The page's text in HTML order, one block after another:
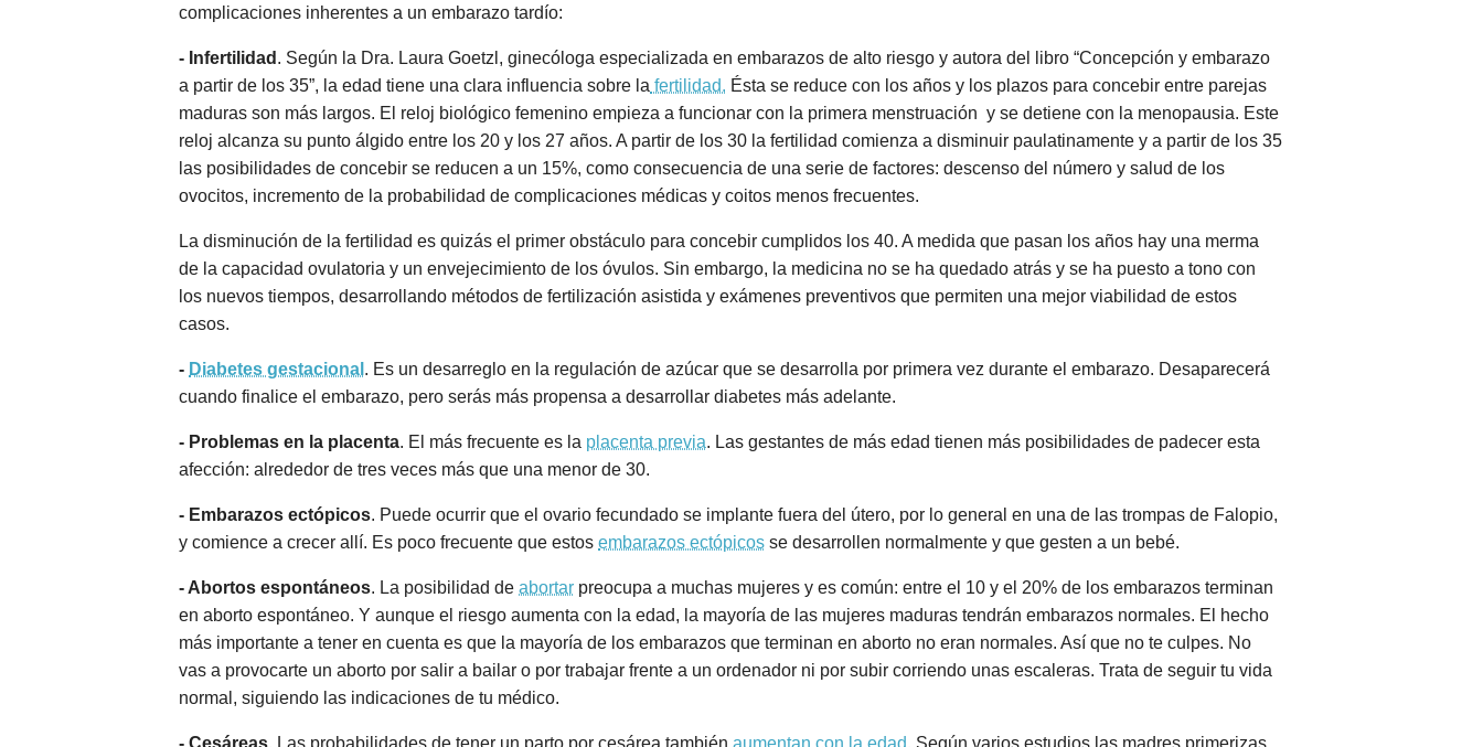
complicaciones inherentes a un embarazo tardío:
- Infertilidad . Según la Dra. Laura Goetzl, ginecóloga especializada en embarazos de alto riesgo y autora del libro “Concepción y embarazo
a partir de los 35”, la edad tiene una clara influencia sobre la fertilidad. Ésta se reduce con los años y los plazos para concebir entre parejas
maduras son más largos. El reloj biológico femenino empieza a funcionar con la primera menstruación y se detiene con la menopausia. Este
reloj alcanza su punto álgido entre los 20 y los 27 años. A partir de los 30 la fertilidad comienza a disminuir paulatinamente y a partir de los 35
las posibilidades de concebir se reducen a un 15%, como consecuencia de una serie de factores: descenso del número y salud de los
ovocitos, incremento de la probabilidad de complicaciones médicas y coitos menos frecuentes.
La disminución de la fertilidad es quizás el primer obstáculo para concebir cumplidos los 40. A medida que pasan los años hay una merma
de la capacidad ovulatoria y un envejecimiento de los óvulos. Sin embargo, la medicina no se ha quedado atrás y se ha puesto a tono con
los nuevos tiempos, desarrollando métodos de fertilización asistida y exámenes preventivos que permiten una mejor viabilidad de estos
casos.
- Diabetes gestacional . Es un desarreglo en la regulación de azúcar que se desarrolla por primera vez durante el embarazo. Desaparecerá
cuando finalice el embarazo, pero serás más propensa a desarrollar diabetes más adelante.
- Problemas en la placenta. El más frecuente es la placenta previa. Las gestantes de más edad tienen más posibilidades de padecer esta
afección: alrededor de tres veces más que una menor de 30.
- Embarazos ectópicos. Puede ocurrir que el ovario fecundado se implante fuera del útero, por lo general en una de las trompas de Falopio,
y comience a crecer allí. Es poco frecuente que estos embarazos ectópicos se desarrollen normalmente y que gesten a un bebé.
- Abortos espontáneos. La posibilidad de abortar preocupa a muchas mujeres y es común: entre el 10 y el 20% de los embarazos terminan
en aborto espontáneo. Y aunque el riesgo aumenta con la edad, la mayoría de las mujeres maduras tendrán embarazos normales. El hecho
más importante a tener en cuenta es que la mayoría de los embarazos que terminan en aborto no eran normales. Así que no te culpes. No
vas a provocarte un aborto por salir a bailar o por trabajar frente a un ordenador ni por subir corriendo unas escaleras. Trata de seguir tu vida
normal, siguiendo las indicaciones de tu médico.